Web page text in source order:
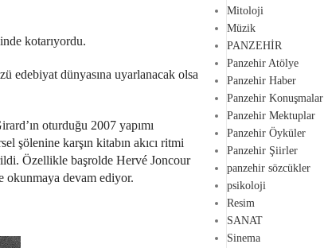
kotarıyordu.
edebiyat dünyasına uyarlanacak olsa
oturduğu 2007 yapımı
şölenine karşın kitabın akıcı ritmi
Özellikle başrolde Hervé Joncour
okunmaya devam ediyor.
Mitoloji
Müzik
PANZEHİR
Panzehir Atölye
Panzehir Haber
Panzehir Konuşmalar
Panzehir Mektuplar
Panzehir Öyküler
Panzehir Şiirler
panzehir sözcükler
psikoloji
Resim
SANAT
Sinema